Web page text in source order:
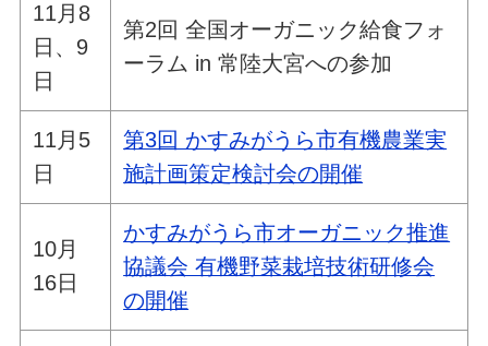
11月8
日、9
日
第2回 全国オーガニック給食フォ
ーラム in 常陸大宮への参加
11月5
日
第3回 かすみがうら市有機農業実
施計画策定検討会の開催
10月
16日
かすみがうら市オーガニック推進
協議会 有機野菜栽培技術研修会
の開催